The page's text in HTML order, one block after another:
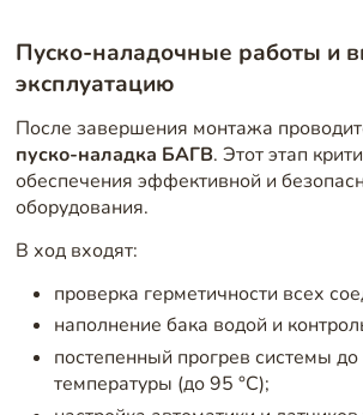
Пуско-наладочные работы и
эксплуатацию
После завершения монтажа
пуско-наладка БАГВ. Этот этап
обеспечения эффективной и
оборудования.
В ход входят:
проверка герметичности всех
наполнение бака водой и
постепенный прогрев системы
температуры (до 95 °C);